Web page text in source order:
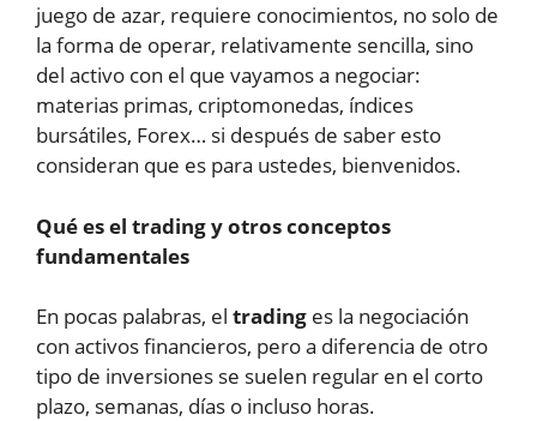
juego de azar, requiere conocimientos, no solo de
la forma de operar, relativamente sencilla, sino
del activo con el que vayamos a negociar:
materias primas, criptomonedas, índices
bursátiles, Forex… si después de saber esto
consideran que es para ustedes, bienvenidos.
Qué es el trading y otros conceptos
fundamentales
En pocas palabras, el trading es la negociación
con activos financieros, pero a diferencia de otro
tipo de inversiones se suelen regular en el corto
plazo, semanas, días o incluso horas.